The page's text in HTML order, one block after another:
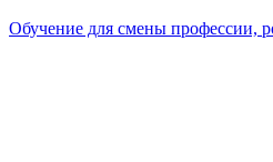
Обучение для смены профессии,